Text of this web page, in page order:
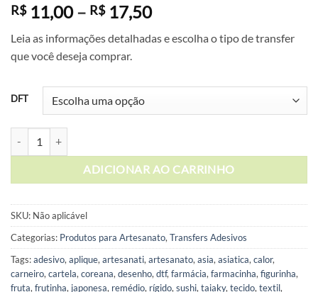
R$11,00 – R$17,50Faixa
preço:
Leia as informações detalhadas e escolha o tipo de transfer
que você deseja comprar.
DFT
ADICIONAR AO CARRINHO
SKU: Não aplicável
Categorias: Produtos para Artesanato, Transfers Adesivos
Tags:adesivo, aplique, artesanati, artesanato, asia, asiatica, calor,
carneiro, cartela, coreana, desenho, dtf, farmácia, farmacinha, figurinha,
fruta, frutinha, japonesa, remédio, rígido, sushi, taiaky, tecido, textil,